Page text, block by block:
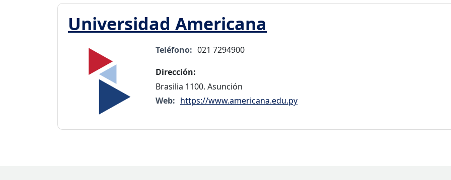
Universidad Americana
Teléfono: 021 7294900
Dirección:
Brasilia 1100. Asunción
Web: https://www.americana.edu.py